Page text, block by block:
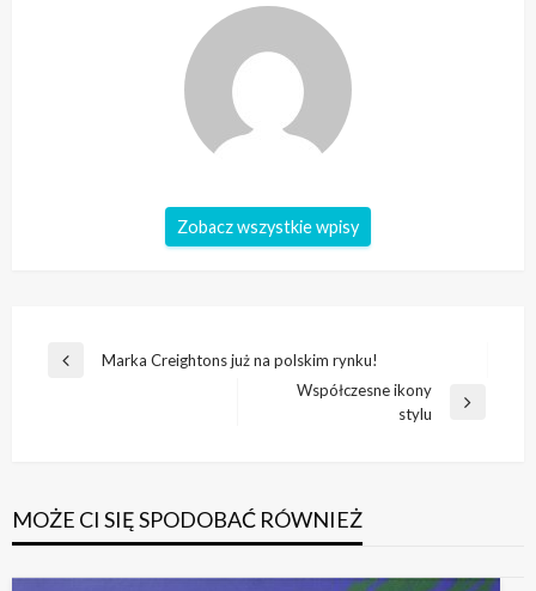
Zobacz wszystkie wpisy
Nawigacja
Poprzedni
Marka Creightons już na polskim rynku!
Współczesne ikony
stylu
MOŻE CI SIĘ SPODOBAĆ RÓWNIEŻ